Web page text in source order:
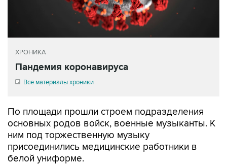
ХРОНИКА
Пандемия коронавируса
Все материалы хроники
По площади прошли строем подразделения
основных родов войск, военные музыканты. К
ним под торжественную музыку
присоединились медицинские работники в
белой униформе.